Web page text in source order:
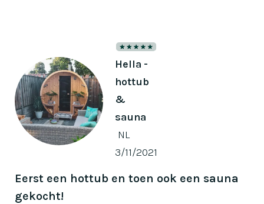
Hella -
hottub
&
sauna
NL
3/11/2021
Eerst een hottub en toen ook een sauna
gekocht!